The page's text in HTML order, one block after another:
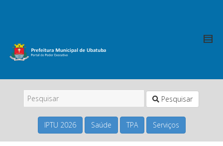
Pesquisar
IPTU 2026 Saúde TPA Serviços